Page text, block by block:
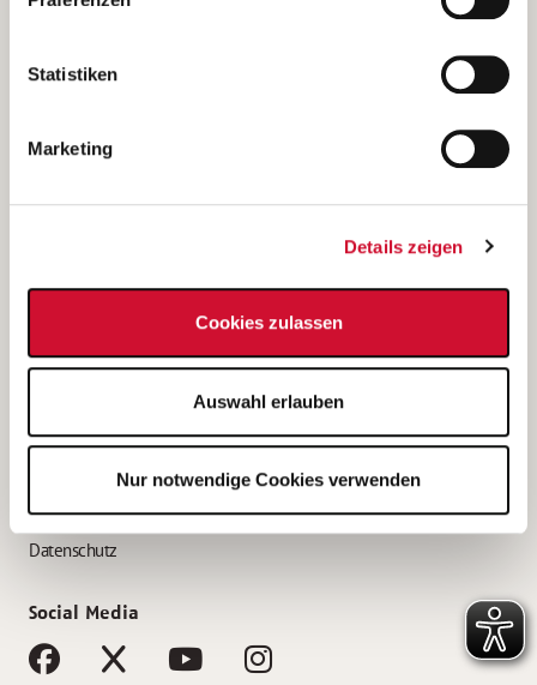
indem Sie die Cookie-Einstellungen aufrufen und diese
unsererDatenschutzerklärung
Statistiken
Marketing
Details zeigen
Cookies zulassen
Auswahl erlauben
Nur notwendige Cookies verwenden
(Ein Tochterunternehmen des AWO Bezirksverbandes Unterfranken
e.V.)
Bewerbung als Altenpflegehelfer*in
Bewerbung als Erzieher*in
AWO Gliederungen nach Bundesland
Impressum
Datenschutz
Social Media